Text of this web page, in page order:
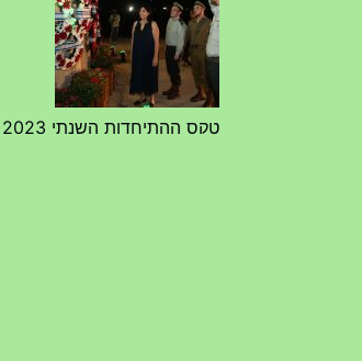
טקס ההתיחדות השנתי 2023 נערך ב 5/9/2023 באנדרטה